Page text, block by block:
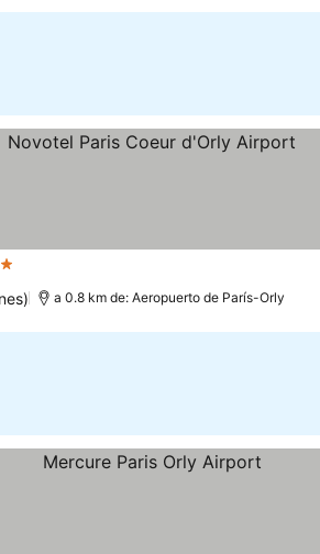
a 0.8 km de: Aeropuerto de París-Orly